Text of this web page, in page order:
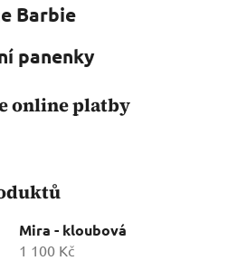
Barbie
panenky
online platby
Mira - kloubová
1 100 Kč